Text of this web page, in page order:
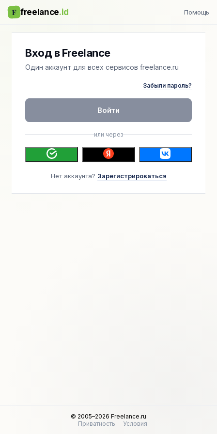
F freelance.id Помощь
Вход в Freelance
Один аккаунт для всех сервисов freelance.ru
Забыли пароль?
Войти
или через
Нет аккаунта? Зарегистрироваться
© 2005–2026 Freelance.ru
Приватность
Условия